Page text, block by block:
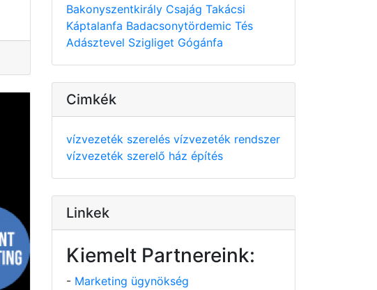
Bakonyszentkirály Csajág Takácsi
Káptalanfa Badacsonytördemic Tés
Adásztevel Szigliget Gógánfa
Cimkék
vízvezeték szerelés vízvezeték rendszer
vízvezeték szerelő ház építés
Linkek
Kiemelt Partnereink:
- Marketing ügynökség